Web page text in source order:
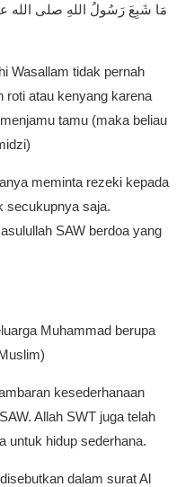
مَا شَبِعَ رَسُولُ اللهِ صلى الله
Wasallam tidak pernah
roti atau kenyang karena
tamu (maka beliau
meminta rezeki kepada
secukupnya saja.
SAW berdoa yang
Muhammad berupa
kesederhanaan
Allah SWT juga telah
untuk hidup sederhana.
dalam surat Al